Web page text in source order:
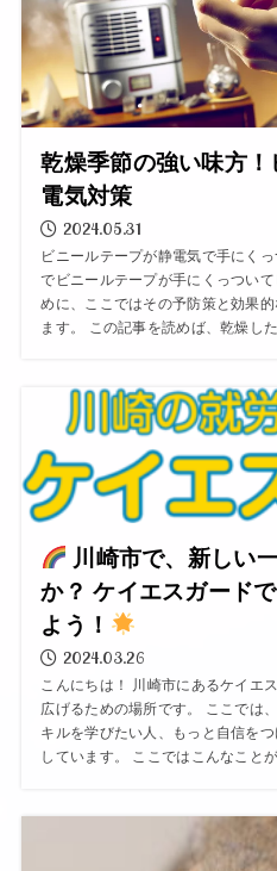
乾燥季節の強い味方
電気対策
2024.05.31
ビニールテープが静電気で手にく
でビニールテープが手にくっつい
めに、ここではその予防策と効果
ます。 この記事を読めば、乾燥した
川崎市で、新しい
か？ ケイエスガード
よう！
2024.03.26
こんにちは！ 川崎市にあるケイエ
広げるための場所です。 ここでは
キルを学びたい人、もっと自信を
しています。 ここではこんなことが